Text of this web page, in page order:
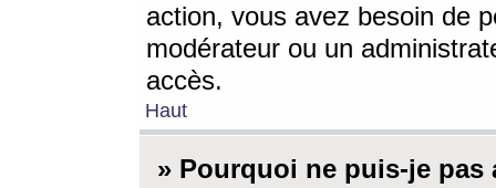
action, vous avez besoin de
modérateur ou un
accès.
Haut
» Pourquoi ne puis-je